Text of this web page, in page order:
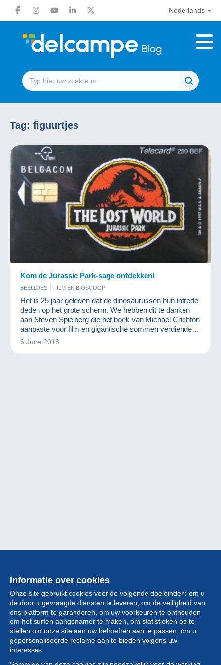
Nederlands
Tag: figuurtjes
Kom de Jurassic Park-sage ontdekken!
BEELDJES FILM EN BIOSCOOP
Het is 25 jaar geleden dat de dinosaurussen hun intrede
deden op het grote scherm. We hebben dit te danken
aan Steven Spielberg die het boek van Michael Crichton
aanpaste voor film en gigantische sommen verdiende
aan de film zelf en aan alle merchandising. Een
6 June 2018
Informatie over cookies
Onze site gebruikt cookies voor de volgende doeleinden: om u
de door u gevraagde diensten te leveren, om de veiligheid van
ons platform te garanderen, om uw voorkeuren te onthouden
om het surfen aangenamer te maken, om statistieken op te
stellen om onze site aan uw behoeften aan te passen, om u
gepersonaliseerde reclame aan te bieden volgens uw
interesses.
Collectie